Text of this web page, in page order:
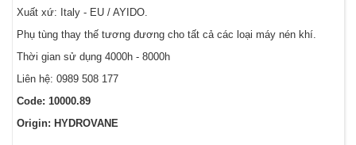
Xuất xứ: Italy - EU / AYIDO.
Phụ tùng thay thế tương đương cho tất cả các loại máy nén khí.
Thời gian sử dụng 4000h - 8000h
Liên hệ: 0989 508 177
Code: 10000.89
Origin: HYDROVANE